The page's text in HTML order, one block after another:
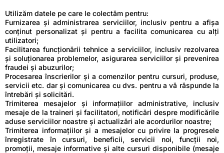
Utilizăm datele pe care le colectăm pentru:
Furnizarea și administrarea serviciilor, inclusiv pentru a afișa
conținut personalizat și pentru a facilita comunicarea cu alți
utilizatori;
Facilitarea funcționării tehnice a serviciilor, inclusiv rezolvarea
și soluționarea problemelor, asigurarea serviciilor și prevenirea
fraudei și abuzurilor;
Procesarea înscrierilor și a comenzilor pentru cursuri, produse,
servicii etc. dar şi comunicarea cu dvs. pentru a vă răspunde la
întrebări şi solicitări.
Trimiterea mesajelor și informațiilor administrative, inclusiv
mesaje de la traineri și facilitatori, notificări despre modificările
aduse serviciilor noastre și actualizări ale acordurilor noastre;
Trimiterea informațiilor și a mesajelor cu privire la progresele
înregistrate în cursuri, beneficii, servicii noi, funcții noi,
promoții, mesaje informative și alte cursuri disponibile (mesaje